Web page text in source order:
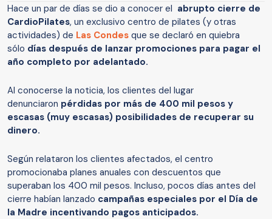
Hace un par de días se dio a conocer el abrupto cierre de
CardioPilates, un exclusivo centro de pilates (y otras
actividades) de Las Condes que se declaró en quiebra
sólo días después de lanzar promociones para pagar el
año completo por adelantado.
Al conocerse la noticia, los clientes del lugar
denunciaron pérdidas por más de 400 mil pesos y
escasas (muy escasas) posibilidades de recuperar su
dinero.
Según relataron los clientes afectados, el centro
promocionaba planes anuales con descuentos que
superaban los 400 mil pesos. Incluso, pocos días antes del
cierre habían lanzado campañas especiales por el Día de
la Madre incentivando pagos anticipados.